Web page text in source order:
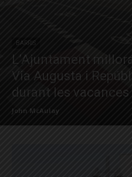
BARRIS
L’Ajuntament
Via Augusta i
durant les
John McAulay